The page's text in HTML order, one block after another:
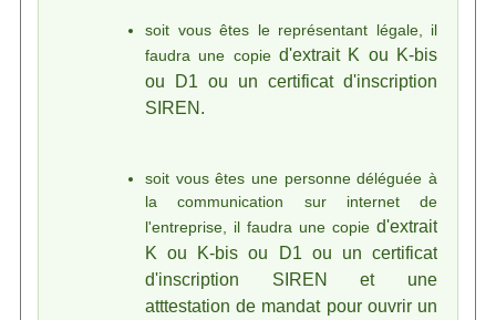
soit vous êtes le représentant légale, il
faudra une copie d'extrait K ou K-bis
ou D1 ou un certificat d'inscription
SIREN.
soit vous êtes une personne déléguée à
la communication sur internet de
l'entreprise, il faudra une copie d'extrait
K ou K-bis ou D1 ou un certificat
d'inscription SIREN et une
atttestation de mandat pour ouvrir un